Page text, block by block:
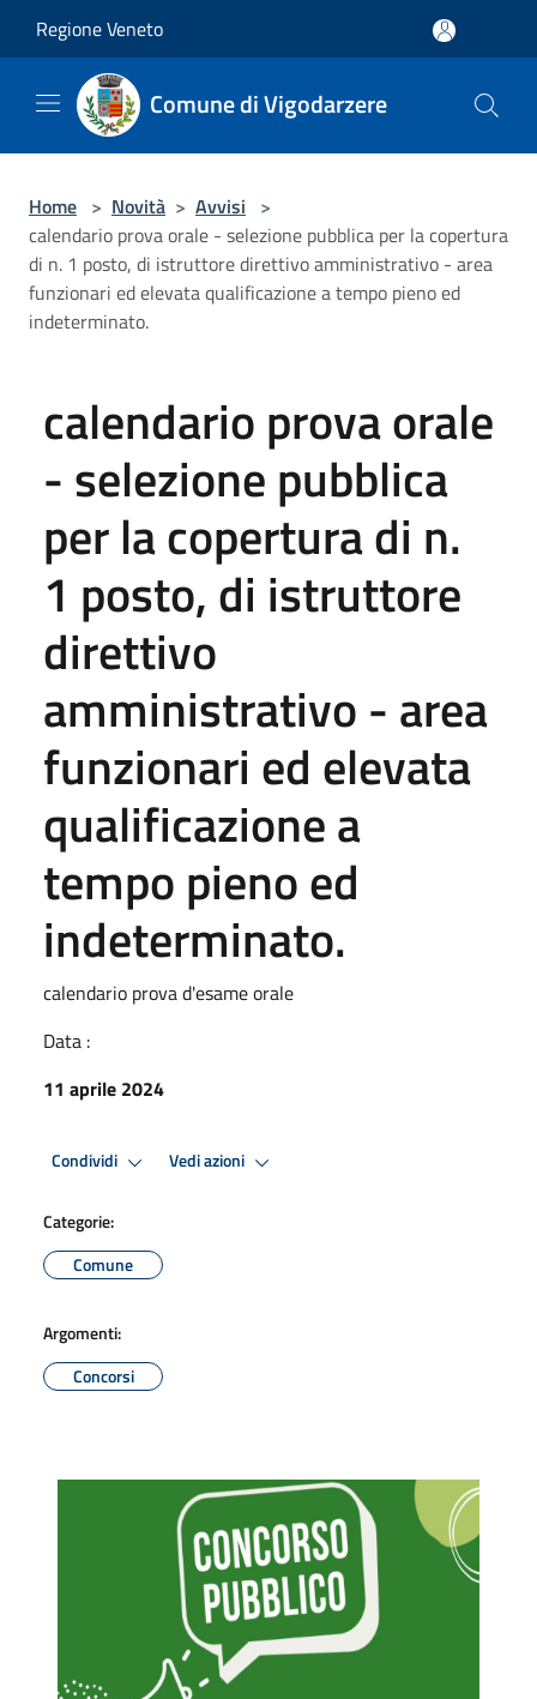
Regione Veneto
Comune di Vigodarzere
Home > Novità > Avvisi >
calendario prova orale - selezione pubblica per la copertura
di n. 1 posto, di istruttore direttivo amministrativo - area
funzionari ed elevata qualificazione a tempo pieno ed
indeterminato.
calendario prova orale
- selezione pubblica
per la copertura di n.
1 posto, di istruttore
direttivo
amministrativo - area
funzionari ed elevata
qualificazione a
tempo pieno ed
indeterminato.
calendario prova d'esame orale
Data :
11 aprile 2024
Condividi Vedi azioni
Categorie:
Comune
Argomenti:
Concorsi